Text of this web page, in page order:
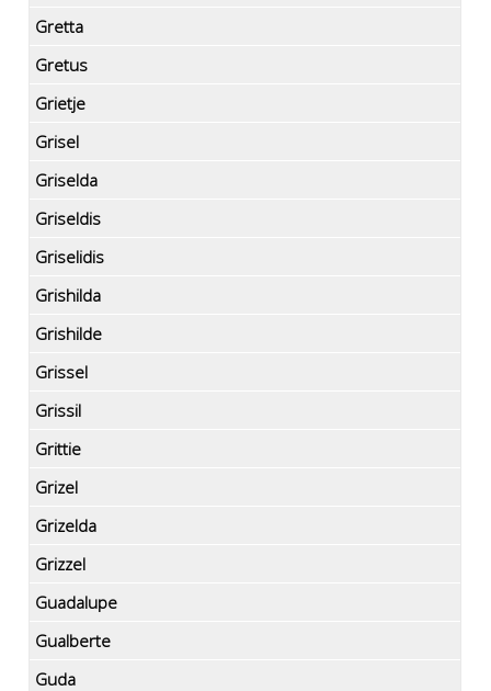
Gretta
Gretus
Grietje
Grisel
Griselda
Griseldis
Griselidis
Grishilda
Grishilde
Grissel
Grissil
Grittie
Grizel
Grizelda
Grizzel
Guadalupe
Gualberte
Guda